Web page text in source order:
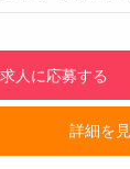
可能です。
コアな業務に関
けられ、ご自身
人に応募する
詳細を